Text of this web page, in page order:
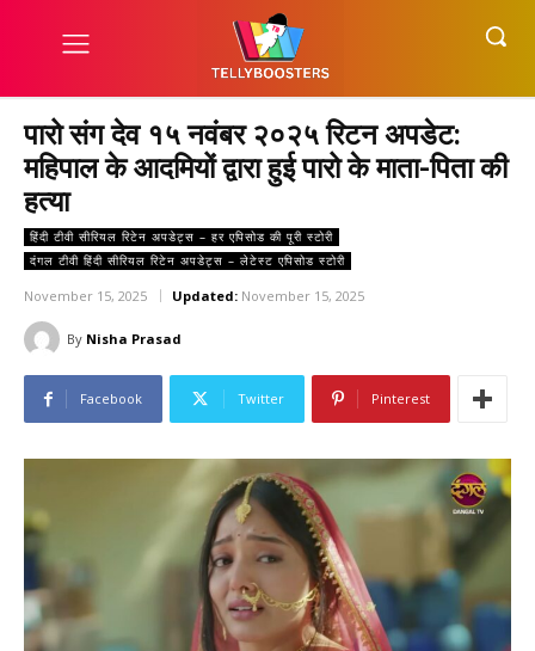
पारो संग देव १५ नवंबर २०२५ रिटन अपडेट:
महिपाल के आदमियों द्वारा हुई पारो के माता-पिता की
हत्या
हिंदी टीवी सीरियल रिटेन अपडेट्स – हर एपिसोड की पूरी स्टोरी
दंगल टीवी हिंदी सीरियल रिटेन अपडेट्स – लेटेस्ट एपिसोड स्टोरी
November 15, 2025 Updated: November 15, 2025
By Nisha Prasad
Facebook Twitter Pinterest